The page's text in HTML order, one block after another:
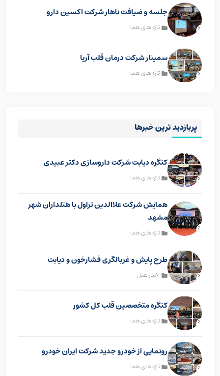
جلسه و ضیافت ناهار شرکت اکسین دارو
تازه های هما
سمینار شرکت درمان قلب آریا
تازه های هما
پربازدید ترین خبرها
کنگره دیابت شرکت داروسازی دکتر عبیدی
تازه های هما
همایش شرکت علاالدین تراول با هتلداران شهر
مشهد
تازه های هما
طرح پایش و غربالگری فشارخون و دیابت
اخبار هتل
کنگره متخصصین قلب کل کشور
تازه های هما
رونمایی از خودرو جدید شرکت ایران خودرو
تازه های هما